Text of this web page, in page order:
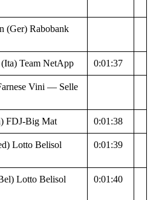
(Ger) Rabobank
Team NetApp 0:01:37
Vini — Selle
FDJ-Big Mat 0:01:38
Lotto Belisol
0:01:39
Lotto Belisol
0:01:40